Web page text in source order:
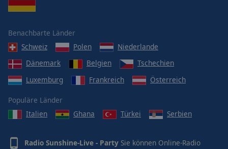
Benachbarte Länder
Schweiz
Polen
Niederlande
Dänemark
Belgien
Tschechien
Luxemburg
Frankreich Österreich
Populäre Länder
Italien
Ghana Türkei Serbien
Radio Sunshine-Live - Party Sie können Online-Radio